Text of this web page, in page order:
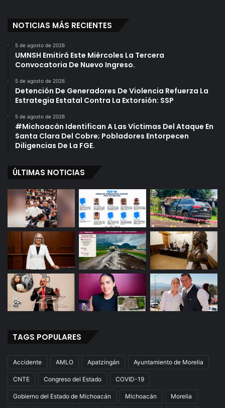
NOTICIAS MÁS RECIENTES
5 de agosto de 2026
UMNSH Emitirá Este Miércoles La Tercera
Convocatoria De Nuevo Ingreso.
5 de agosto de 2026
Detención De Generadores De Violencia Refuerza La
Estrategia Estatal Contra La Extorsión: SSP
5 de agosto de 2026
#Michoacán Identifican A Las Víctimas Del Ataque En
Santa Clara Del Cobre; Pobladores Entorpecen
Diligencias De La FGE.
ÚLTIMAS NOTICIAS
TAGS POPULARES
Accidente AMLO Apatzingán Ayuntamiento de Morelia
CNTE Congreso del Estado COVID-19
Gobierno del Estado de Michoacán Michoacán Morelia